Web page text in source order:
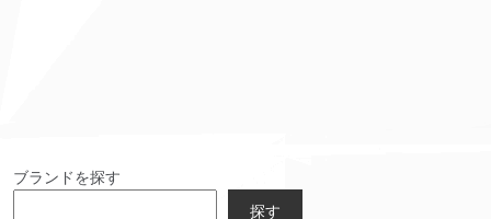
ブランドを探す
探す